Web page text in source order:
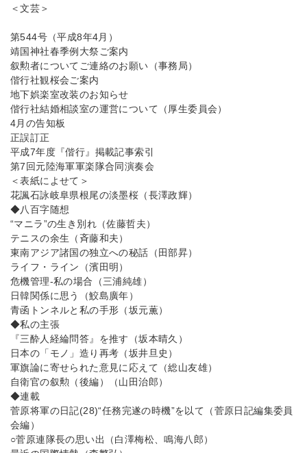
＜文芸＞
第544号（平成8年4月）
靖国神社春季例大祭ご案内
叙勲者についてご連絡のお願い（事務局）
偕行社観桜会ご案内
地下娯楽室改装のお知らせ
偕行社結婚相談室の運営について（厚生委員会）
4月の告知板
正誤訂正
平成7年度『偕行』掲載記事索引
第7回元陸海軍軍楽隊合同演奏会
＜表紙によせて＞
花諷石詠岐阜県根尾の淡墨桜（長澤政輝）
◆八百字随想
“マニラ”の生き別れ（佐藤哲夫）
テニスの余生（斉藤和夫）
東南アジア諸国の独立への秘話（田部昇）
ライフ・ライン（濱田明）
危機管理-私の場合（三浦純雄）
日韓関係に思う（鮫島廣年）
青函トンネルと私の手形（坂元薫）
◆私の主張
『三酔人経綸問答』を推す（坂本晴久）
日本の「モノ」造り再考（坂井旦史）
軍旗論に寄せられた意見に応えて（総山友雄）
自衛官の叙勲（後編）（山田治郎）
◆連載
菅原将軍の日記(28)“任務完遂の時機”を以て（菅原日記編集委員
会編）
○菅原連隊長の思い出（白澤梅松、鳴海八郎）